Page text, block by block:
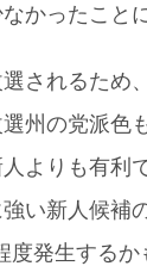
かったこと
されるた
州の党派
よりも有
い新人候
発生する